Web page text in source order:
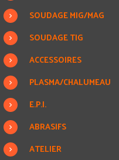
SOUDAGE MIG/MAG
SOUDAGE TIG
ACCESSOIRES
PLASMA/CHALUMEAU
E.P.I.
ABRASIFS
ATELIER